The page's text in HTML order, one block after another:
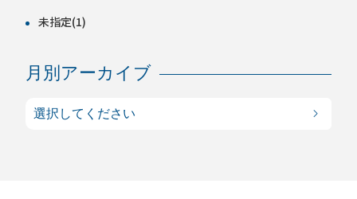
未指定(1)
月別アーカイブ